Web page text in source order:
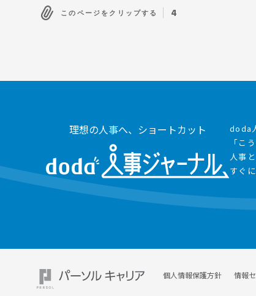
このページをクリップする 4
理想の人事へ、ショートカット
doda
「こ
人事
すぐ
個人情報保護方針 情報